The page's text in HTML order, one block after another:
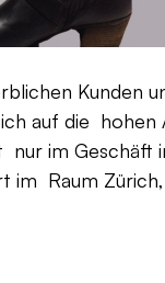
Kunden
auf die
im
Raum